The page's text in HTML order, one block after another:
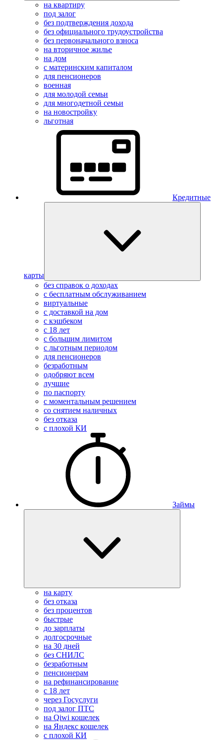
на квартиру
под залог
без подтверждения дохода
без официального трудоустройства
без первоначального взноса
на вторичное жилье
на дом
с материнским капиталом
для пенсионеров
военная
для молодой семьи
для многодетной семьи
на новостройку
льготная
Кредитные
карты
без справок о доходах
с бесплатным обслуживанием
виртуальные
с доставкой на дом
с кэшбеком
с 18 лет
с большим лимитом
с льготным периодом
для пенсионеров
безработным
одобряют всем
лучшие
по паспорту
с моментальным решением
со снятием наличных
без отказа
с плохой КИ
Займы
на карту
без отказа
без процентов
быстрые
до зарплаты
долгосрочные
на 30 дней
без СНИЛС
безработным
пенсионерам
на рефинансирование
с 18 лет
через Госуслуги
под залог ПТС
на Qiwi кошелек
на Яндекс кошелек
с плохой КИ